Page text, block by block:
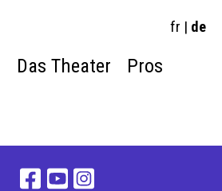
fr | de
Das Theater Pros